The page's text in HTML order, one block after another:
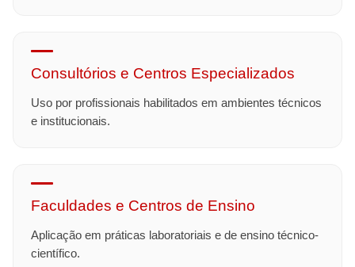
Consultórios e Centros Especializados
Uso por profissionais habilitados em ambientes técnicos
e institucionais.
Faculdades e Centros de Ensino
Aplicação em práticas laboratoriais e de ensino técnico-
científico.